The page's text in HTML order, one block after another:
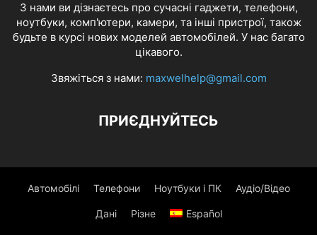
З нами ви дізнаєтесь про сучасні гаджети, телефони,
ноутбуки, комп'ютери, камери, та інші пристрої, також
будьте в курсі нових моделей автомобілей. У нас багато
цікавого.
Звяжіться з нами: maxwelhelp@gmail.com
ПРИЄДНУЙТЕСЬ
Автомобілі Телефони Ноутбуки і ПК Аудіо/Відео
Дані Різне Español